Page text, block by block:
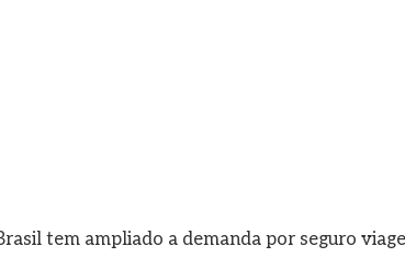
tem ampliado a demanda por seguro